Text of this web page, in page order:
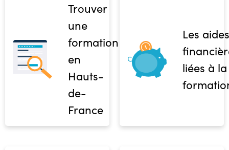
Trouver
une
formation
en
Hauts-
de-
France
Les aides
liées à la